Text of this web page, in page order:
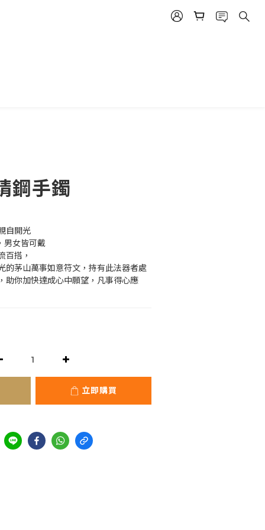
鋼手鐲
自開光
男女皆可戴
百搭，
的茅山萬事如意符文，持有此法器者處
助你加快達成心中願望，凡事得心應
立即購買